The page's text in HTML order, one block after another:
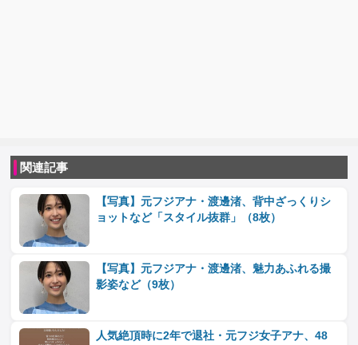
関連記事
【写真】元フジアナ・渡邊渚、背中ざっくりシ
ョットなど「スタイル抜群」（8枚）
【写真】元フジアナ・渡邊渚、魅力あふれる撮
影姿など（9枚）
人気絶頂時に2年で退社・元フジ女子アナ、48